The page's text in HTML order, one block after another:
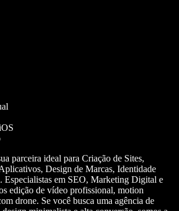
parceira ideal para Criação de Sites,
Design de Marcas, Identidade
Especialistas em SEO, Marketing Digital e
edição de vídeo profissional, motion
drone. Se você busca uma agência de